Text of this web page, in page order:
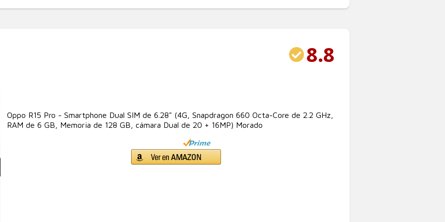
8.8
Oppo R15 Pro - Smartphone Dual SIM de 6.28" (4G, Snapdragon 660 Octa-Core de 2.2 GHz,
RAM de 6 GB, Memoria de 128 GB, cámara Dual de 20 + 16MP) Morado